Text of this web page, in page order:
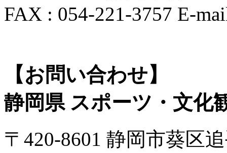
FAX : 054-221-3757 E-
【お問い合わせ】
静岡県 スポーツ・文化
〒420-8601 静岡市葵区